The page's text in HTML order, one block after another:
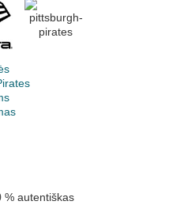
% autentiškas